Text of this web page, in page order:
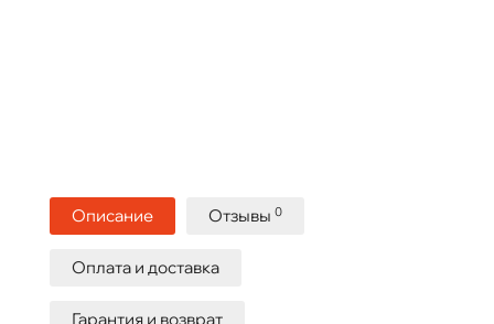
Описание Отзывы 0
Оплата и доставка
Гарантия и возврат